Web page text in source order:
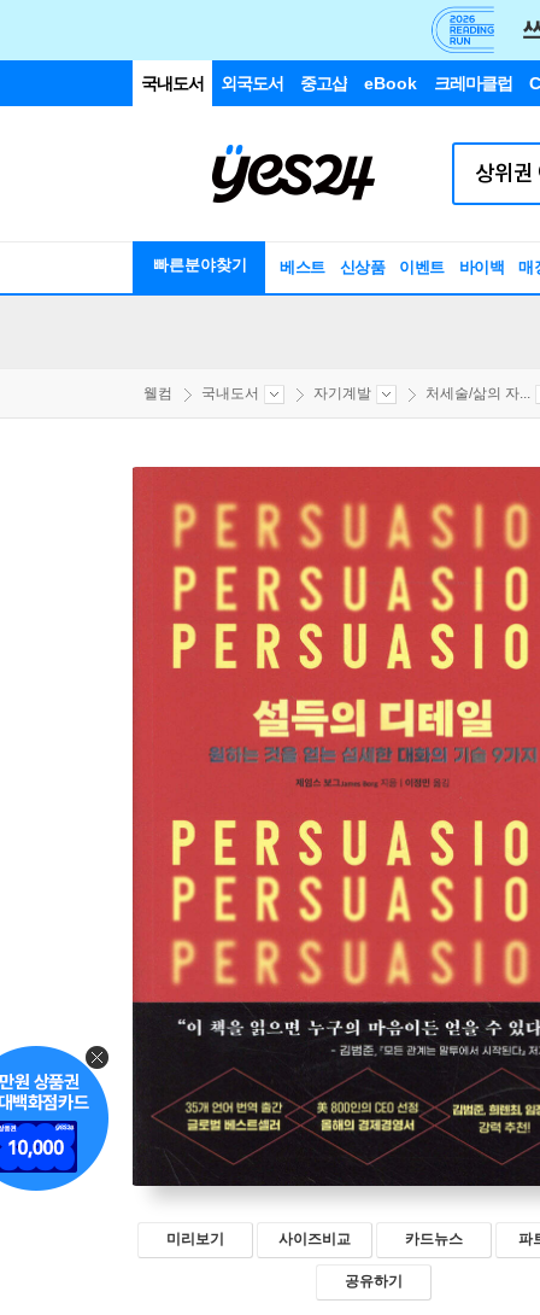
국내도서 외국도서 중고샵 eBook 크레마클럽
빠른분야찾기 베스트 신상품 이벤트 바이백 매
웰컴 국내도서 자기계발 처세술/삶의 자...
미리보기 사이즈비교 카드뉴스 파
공유하기